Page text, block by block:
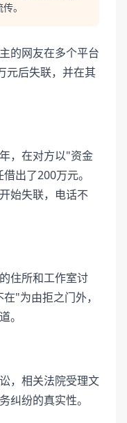
。
的网友在多个平台
元后失联，并在其
，在对方以"资金
出了200万元。
始失联，电话不
住所和工作室讨
"为由拒之门外，
。
，相关法院受理文
纠纷的真实性。